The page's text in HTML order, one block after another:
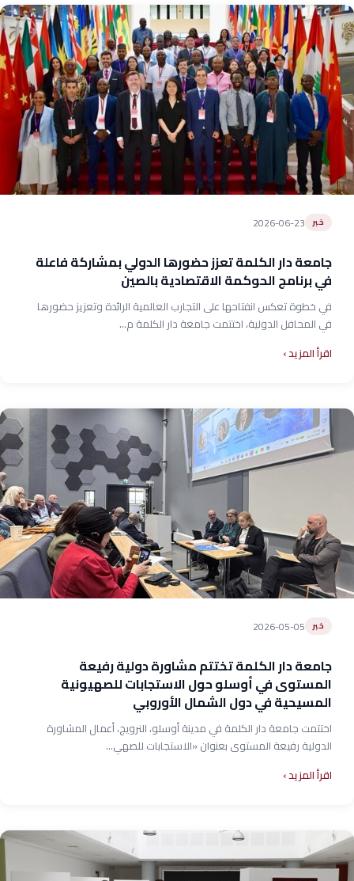
خبر 2026-06-23
جامعة دار الكلمة تعزز حضورها الدولي بمشاركة فاعلة
في برنامج الحوكمة الاقتصادية بالصين
في خطوة تعكس انفتاحها على التجارب العالمية الرائدة وتعزيز حضورها
في المحافل الدولية، اختتمت جامعة دار الكلمة م...
اقرأ المزيد
خبر 2026-05-05
جامعة دار الكلمة تختتم مشاورة دولية رفيعة
المستوى في أوسلو حول الاستجابات للصهيونية
المسيحية في دول الشمال الأوروبي
اختتمت جامعة دار الكلمة في مدينة أوسلو، النرويج، أعمال المشاورة
الدولية رفيعة المستوى بعنوان «الاستجابات للصهي...
اقرأ المزيد